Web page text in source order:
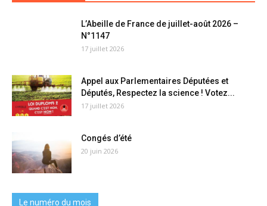
L’Abeille de France de juillet-août 2026 –
N°1147
17 juillet 2026
Appel aux Parlementaires Députées et
Députés, Respectez la science ! Votez...
17 juillet 2026
Congés d’été
20 juin 2026
Le numéro du mois